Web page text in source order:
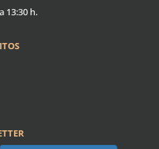
13:30 h.